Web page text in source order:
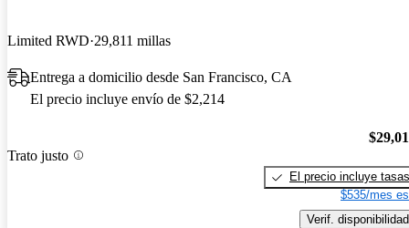
Limited RWD 29,811 millas
Entrega a domicilio desde San Francisco, CA
El precio incluye envío de $2,214
Trato justo
El precio incluye tasas
$535/mes
Verif. disponibilidad